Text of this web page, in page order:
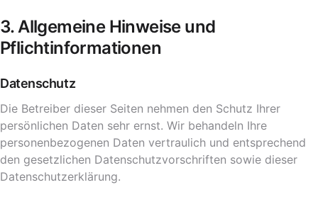
3. Allgemeine Hinweise und
Pflichtinformationen
Datenschutz
Die Betreiber dieser Seiten nehmen den Schutz Ihrer
persönlichen Daten sehr ernst. Wir behandeln Ihre
personenbezogenen Daten vertraulich und entsprechend
den gesetzlichen Datenschutzvorschriften sowie dieser
Datenschutzerklärung.